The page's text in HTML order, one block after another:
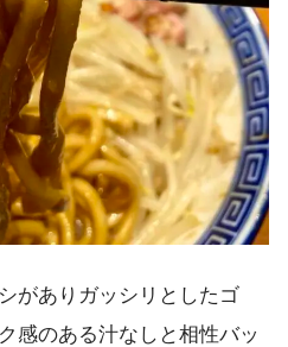
がありガッシリとしたゴ
感のある汁なしと相性バッ